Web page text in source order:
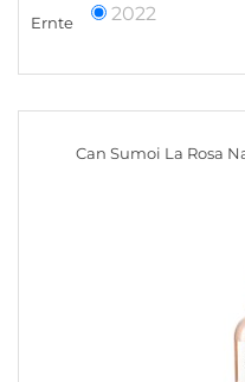
Ernte 2022
Can Sumoi La Rosa